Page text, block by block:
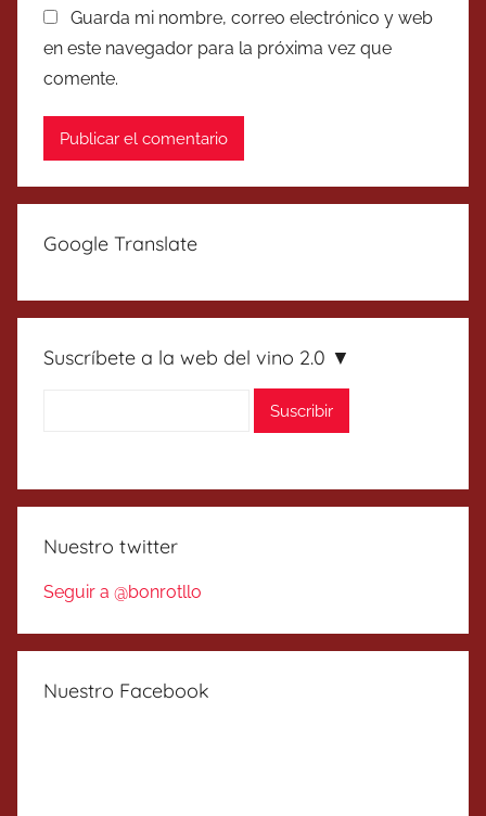
Guarda mi nombre, correo electrónico y web
en este navegador para la próxima vez que
comente.
Google Translate
Suscríbete a la web del vino 2.0 ▼
Nuestro twitter
Seguir a @bonrotllo
Nuestro Facebook